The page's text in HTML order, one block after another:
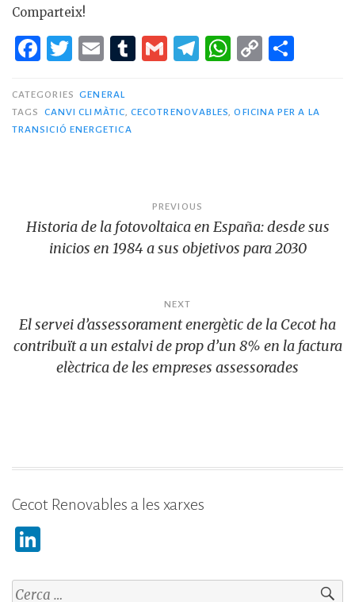
Comparteix!
F
c
e
k
T
it
te
E
ai
l
T
bl
G
l
T
g
W
s
C
y p
CATEGORIES GENERAL
TAGS
CANVI CLIMÀTIC,CECOTRENOVABLES,OFICINA PER A LA
TRANSICIÓ ENERGETICA
d'entrades
PREVIOUS
Historia de la fotovoltaica en España: desde sus
inicios en 1984 a sus objetivos para 2030
NEXT
El servei d’assessorament energètic de la Cecot ha
contribuït a un estalvi de prop d’un 8% en la factura
elèctrica de les empreses assessorades
Cecot Renovables a les xarxes
k
Cerca: